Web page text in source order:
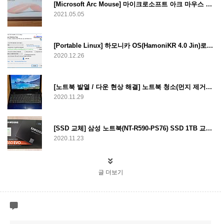
[Microsoft Arc Mouse] 마이크로소프트 아크 마우스 리뷰
2021.05.05
[Portable Linux] 하모니카 OS(HamoniKR 4.0 Jin)로 포터블 리눅스 제작하는 법
2020.12.26
[노트북 발열 / 다운 현상 해결] 노트북 청소(먼지 제거)를 통한 발열 및 다운 현상 해결
2020.11.29
[SSD 교체] 삼성 노트북(NT-R590-PS76) SSD 1TB 교체(업그레이드)
2020.11.23
글 더보기